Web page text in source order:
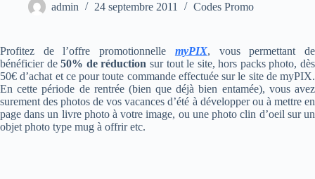
admin 24 septembre 2011 Codes Promo
Profitez de l’offre promotionnelle myPIX, vous permettant de
bénéficier de50% de réduction sur tout le site, hors packs photo, dès
50€ d’achat et ce pour toute commande effectuée sur le site de myPIX.
En cette période de rentrée (bien que déjà bien entamée), vous avez
surement des photos de vos vacances d’été à développer ou à mettre en
page dans un livre photo à votre image, ou une photo clin d’oeil sur un
objet photo type mug à offrir etc.